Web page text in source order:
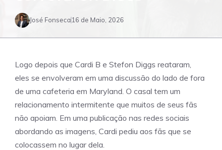
José Fonseca16 de Maio, 2026
Logo depois que Cardi B e Stefon Diggs reataram,
eles se envolveram em uma discussão do lado de fora
de uma cafeteria em Maryland. O casal tem um
relacionamento intermitente que muitos de seus fãs
não apoiam. Em uma publicação nas redes sociais
abordando as imagens, Cardi pediu aos fãs que se
colocassem no lugar dela.